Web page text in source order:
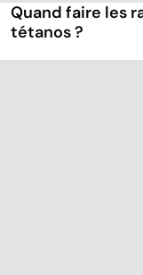
Quand faire les
tétanos ?